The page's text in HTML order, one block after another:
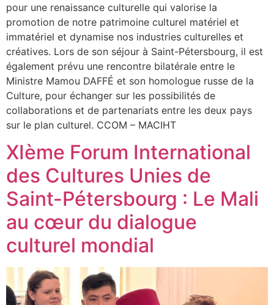
pour une renaissance culturelle qui valorise la
promotion de notre patrimoine culturel matériel et
immatériel et dynamise nos industries culturelles et
créatives. Lors de son séjour à Saint-Pétersbourg, il est
également prévu une rencontre bilatérale entre le
Ministre Mamou DAFFÉ et son homologue russe de la
Culture, pour échanger sur les possibilités de
collaborations et de partenariats entre les deux pays
sur le plan culturel. CCOM – MACIHT
XIème Forum International
des Cultures Unies de
Saint-Pétersbourg : Le Mali
au cœur du dialogue
culturel mondial